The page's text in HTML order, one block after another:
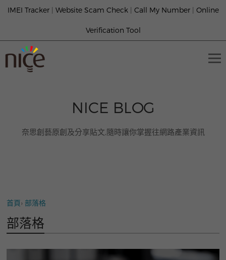
IMEI Tracker| Website Scam Check | Call My Number| Online
Verification Tool
NICE BLOG
奈思創藝原創及分享貼文,隨時讓你掌握往網路產業資訊
首頁› 部落格
部落格